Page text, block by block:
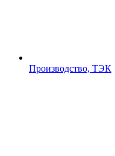
Производство, ТЭК